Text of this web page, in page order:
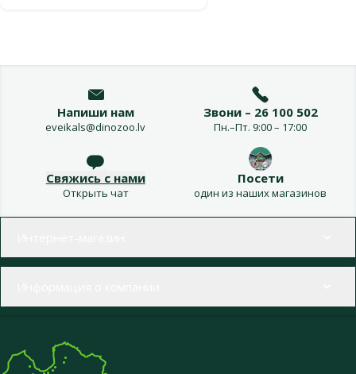
Напиши нам
eveikals@dinozoo.lv
Звони – 26 100 502
Пн.–Пт. 9:00 – 17:00
Свяжись с нами
Открыть чат
Посети
один из наших магазинов